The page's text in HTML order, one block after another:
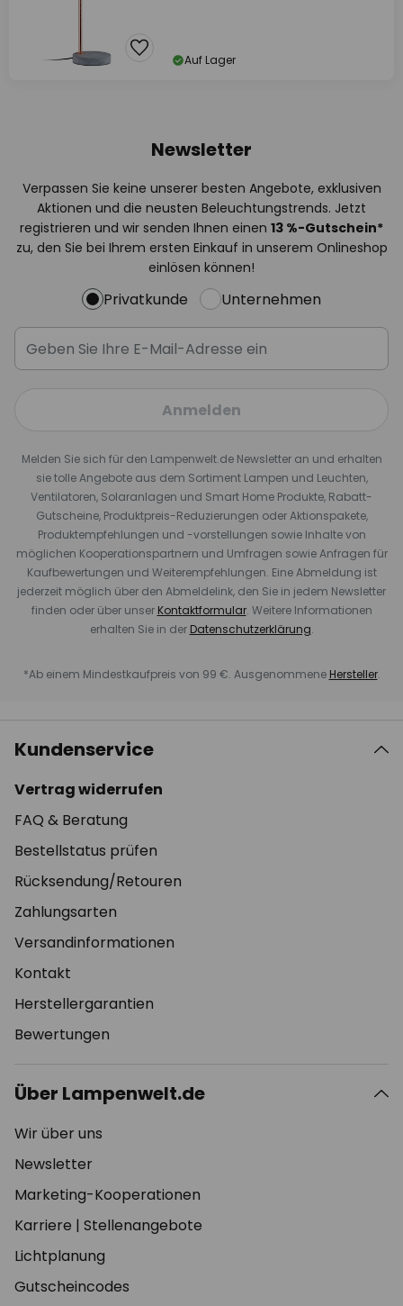
Auf Lager
Newsletter
Verpassen Sie keine unserer besten Angebote, exklusiven
Aktionen und die neusten Beleuchtungstrends. Jetzt
registrieren und wir senden Ihnen einen 13 %-Gutschein*
zu, den Sie bei Ihrem ersten Einkauf in unserem Onlineshop
einlösen können!
Privatkunde Unternehmen
Anmelden
Melden Sie sich für den Lampenwelt.de Newsletter an und erhalten
sie tolle Angebote aus dem Sortiment Lampen und Leuchten,
Ventilatoren, Solaranlagen und Smart Home Produkte, Rabatt-
Gutscheine, Produktpreis-Reduzierungen oder Aktionspakete,
Produktempfehlungen und -vorstellungen sowie Inhalte von
möglichen Kooperationspartnern und Umfragen sowie Anfragen für
Kaufbewertungen und Weiterempfehlungen. Eine Abmeldung ist
jederzeit möglich über den Abmeldelink, den Sie in jedem Newsletter
finden oder über unser Kontaktformular. Weitere Informationen
erhalten Sie in der Datenschutzerklärung.
*Ab einem Mindestkaufpreis von 99 €. Ausgenommene Hersteller.
Kundenservice
Vertrag widerrufen
FAQ & Beratung
Bestellstatus prüfen
Rücksendung/Retouren
Zahlungsarten
Versandinformationen
Kontakt
Herstellergarantien
Bewertungen
Über Lampenwelt.de
Wir über uns
Newsletter
Marketing-Kooperationen
Karriere | Stellenangebote
Lichtplanung
Gutscheincodes